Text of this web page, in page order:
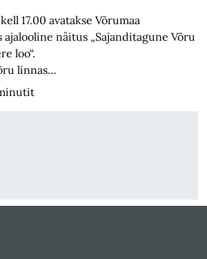
17.00 avatakse Võrumaa
näitus „Sajanditagune Võru
loo“.
linnas…